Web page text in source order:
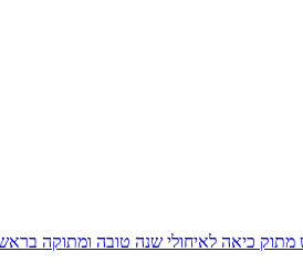
כיאה לאיחולי שנה טובה ומתוקה